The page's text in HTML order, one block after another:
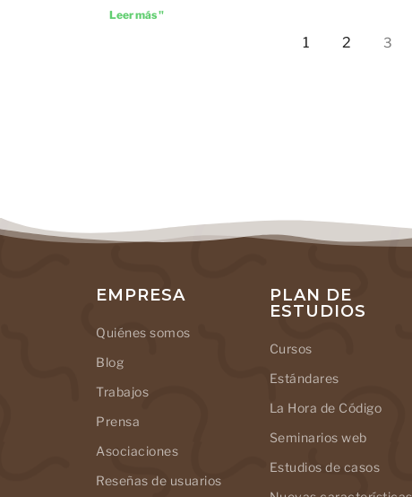
Leer más "
1 2 3
EMPRESA
Quiénes somos
Blog
Trabajos
Prensa
Asociaciones
Reseñas de usuarios
PLAN DE
ESTUDIOS
Cursos
Estándares
La Hora de Código
Seminarios web
Estudios de casos